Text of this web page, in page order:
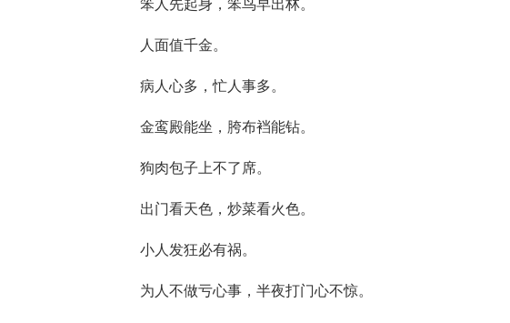
笨人先起身，笨鸟早出林。
人面值千金。
病人心多，忙人事多。
金鸾殿能坐，胯布裆能钻。
狗肉包子上不了席。
出门看天色，炒菜看火色。
小人发狂必有祸。
为人不做亏心事，半夜打门心不惊。